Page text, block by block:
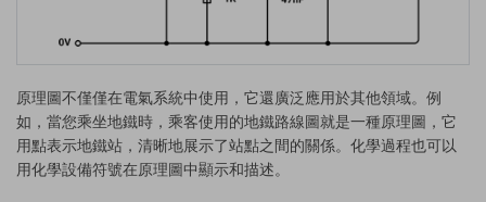
原理圖不僅僅在電氣系統中使用，它還廣泛應用於其他領域。例
如，當您乘坐地鐵時，乘客使用的地鐵路線圖就是一種原理圖，它
用點表示地鐵站，清晰地展示了站點之間的關係。化學過程也可以
用化學設備符號在原理圖中顯示和描述。